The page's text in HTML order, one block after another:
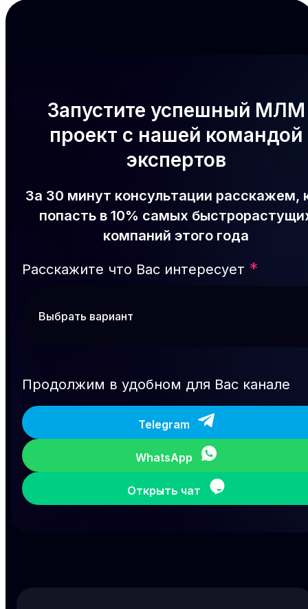
Запустите успешный МЛМ
проект с нашей командой
экспертов
За 30 минут консультации расскажем,
попасть в 10% самых
компаний этого года
Расскажите что Вас интересует *
Продолжим в удобном для Вас канале
Telegram
WhatsApp
Открыть чат